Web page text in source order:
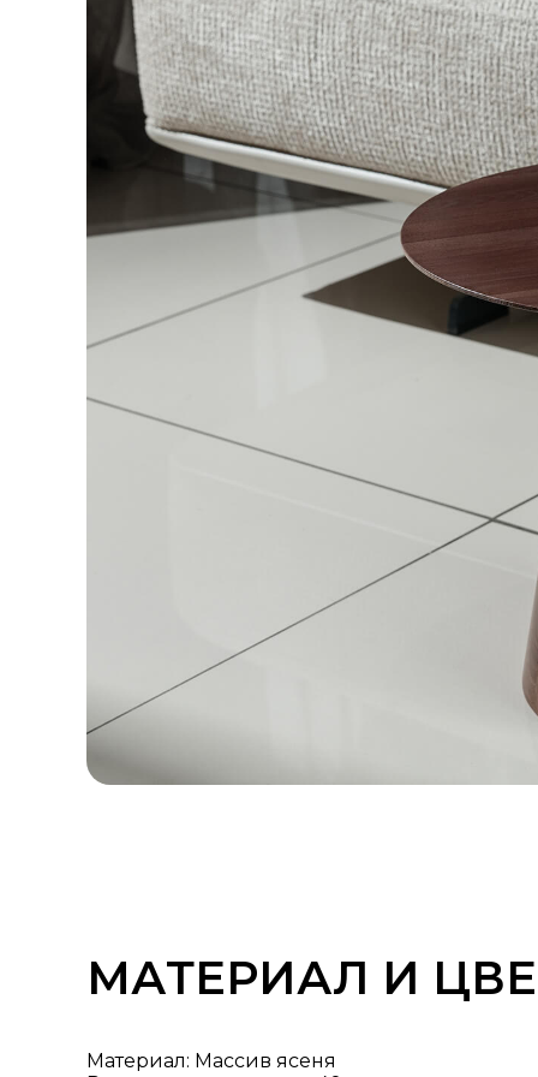
МАТЕРИАЛ И
Материал: Массив ясеня